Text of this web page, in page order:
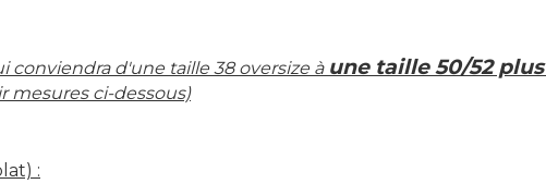
conviendra d'une taille 38 oversize à une taille 50/52
mesures ci-dessous)
: